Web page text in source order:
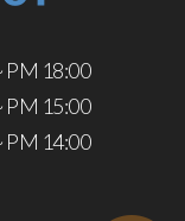
PM 18:00
PM 15:00
PM 14:00